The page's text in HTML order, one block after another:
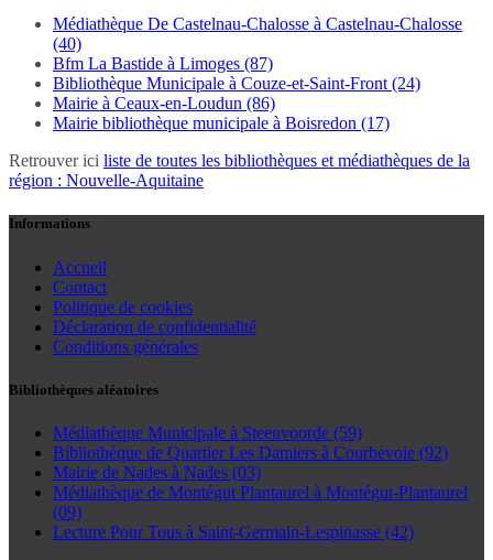
Médiathèque De Castelnau-Chalosse à Castelnau-Chalosse
(40)
Bfm La Bastide à Limoges (87)
Bibliothèque Municipale à Couze-et-Saint-Front (24)
Mairie à Ceaux-en-Loudun (86)
Mairie bibliothèque municipale à Boisredon (17)
Retrouver ici liste de toutes les bibliothèques et médiathèques de la
région : Nouvelle-Aquitaine
Informations
Accueil
Contact
Politique de cookies
Déclaration de confidentialité
Conditions générales
Bibliothèques aléatoires
Médiathèque Municipale à Steenvoorde (59)
Bibliothèque de Quartier Les Damiers à Courbevoie (92)
Mairie de Nades à Nades (03)
Médiathèque de Montégut Plantaurel à Montégut-Plantaurel
(09)
Lecture Pour Tous à Saint-Germain-Lespinasse (42)